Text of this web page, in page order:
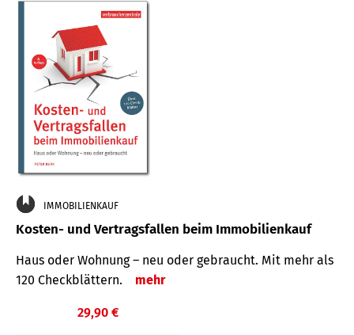
IMMOBILIENKAUF
Kosten- und Vertragsfallen beim Immobilienkauf
Haus oder Wohnung – neu oder gebraucht. Mit mehr als
120 Check­blättern.
mehr
29,90 €